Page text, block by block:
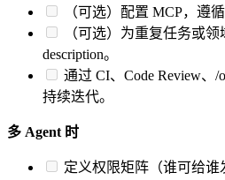
（可选）配置 MCP，遵
（可选）为重复任务或
description。
通过 CI、Code Review、
持续迭代。
多 Agent 时
定义权限矩阵（谁可给